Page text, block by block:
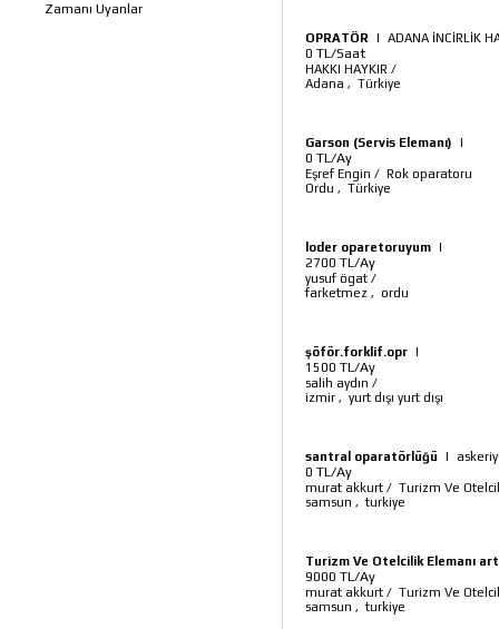
Zamanı Uyanlar
OPRATÖR | ADANA İNCİRLİK
0 TL/Saat
HAKKI HAYKIR /
Adana , Türkiye
Garson (Servis Elemanı) |
0 TL/Ay
Eşref Engin / Rok oparatoru
Ordu , Türkiye
loder oparetoruyum |
2700 TL/Ay
yusuf ögat /
farketmez , ordu
şöför.forklif.opr |
1500 TL/Ay
salih aydın /
izmir , yurt dışı yurt dışı
santral oparatörlüğü |
0 TL/Ay
murat akkurt / Turizm Ve
samsun ,turkiye
Turizm Ve Otelcilik Elemanı
9000 TL/Ay
murat akkurt / Turizm Ve
samsun ,turkiye